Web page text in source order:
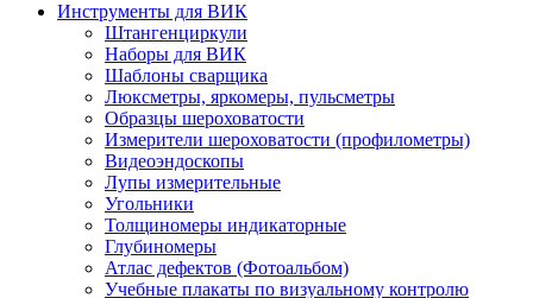
Инструменты для ВИК
Штангенциркули
Наборы для ВИК
Шаблоны сварщика
Люксметры, яркомеры, пульсметры
Образцы шероховатости
Измерители шероховатости (профилометры)
Видеоэндоскопы
Лупы измерительные
Угольники
Толщиномеры индикаторные
Глубиномеры
Атлас дефектов (Фотоальбом)
Учебные плакаты по визуальному контролю